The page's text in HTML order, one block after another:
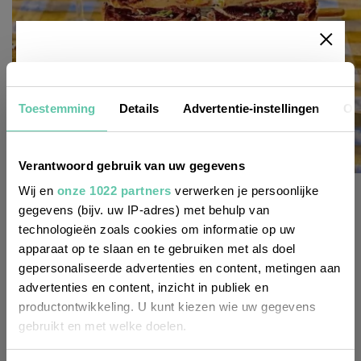
Toestemming Details Advertentie-instellingen
Verantwoord gebruik van uw gegevens
Wij en onze 1022 partners verwerken je persoonlijke
gegevens (bijv. uw IP-adres) met behulp van
technologieën zoals cookies om informatie op uw
apparaat op te slaan en te gebruiken met als doel
gepersonaliseerde advertenties en content, metingen aan
advertenties en content, inzicht in publiek en
productontwikkeling. U kunt kiezen wie uw gegevens
gebruikt en met welke doelen.
französische rezepte
Quiche mit geräuchertem Lachs
Newsletter
regelmäßig über Trends, neue
Entdeckungen und Insider-Tipps für
Frankreich informiert werden? Dann
melde dich für unseren
zweiwöchentlichen Newsletter an. Im
Handumdrehen erledigt!
Voornaam